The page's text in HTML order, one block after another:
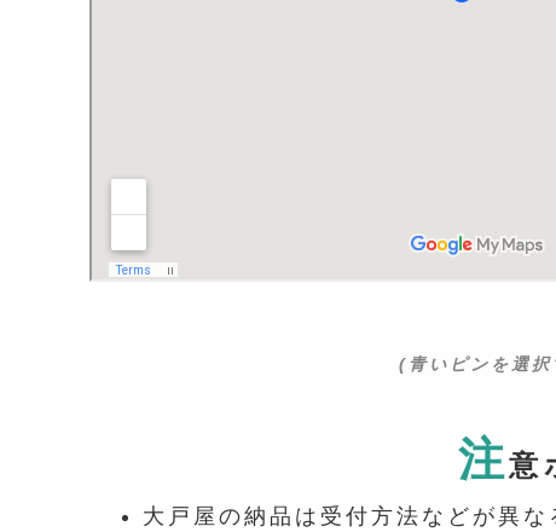
(青いピンを選
注意
大戸屋の納品は受付方法などが異な